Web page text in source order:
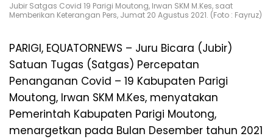
Jubir Satgas Covid 19 Parigi Moutong, Irwan SKM M.Kes, saat
Memberikan Keterangan Pers, Jumat 20 Agustus 2021. (Foto : Fayruz)
PARIGI, EQUATORNEWS – Juru Bicara (Jubir)
Satuan Tugas (Satgas) Percepatan
Penanganan Covid – 19 Kabupaten Parigi
Moutong, Irwan SKM M.Kes, menyatakan
Pemerintah Kabupaten Parigi Moutong,
menargetkan pada Bulan Desember tahun 2021